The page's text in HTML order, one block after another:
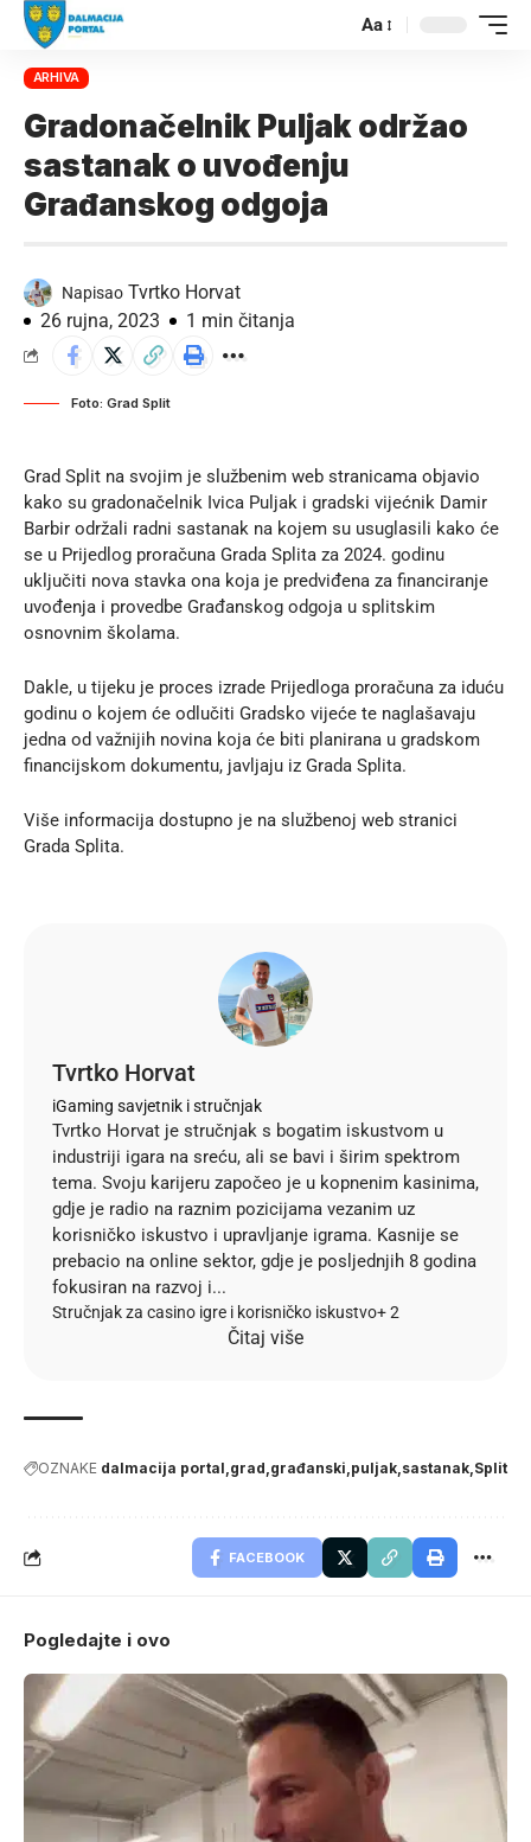
Aa
ARHIVA
Gradonačelnik Puljak održao
sastanak o uvođenju
Građanskog odgoja
Napisao Tvrtko Horvat
26 rujna, 2023
1 min čitanja
Foto: Grad Split
Grad Split na svojim je službenim web stranicama objavio
kako su gradonačelnik Ivica Puljak i gradski vijećnik Damir
Barbir održali radni sastanak na kojem su usuglasili kako će
se u Prijedlog proračuna Grada Splita za 2024. godinu
uključiti nova stavka ona koja je predviđena za financiranje
uvođenja i provedbe Građanskog odgoja u splitskim
osnovnim školama.
Dakle, u tijeku je proces izrade Prijedloga proračuna za iduću
godinu o kojem će odlučiti Gradsko vijeće te naglašavaju
jedna od važnijih novina koja će biti planirana u gradskom
financijskom dokumentu, javljaju iz Grada Splita.
Više informacija dostupno je na službenoj web stranici
Grada Splita.
Tvrtko Horvat
iGaming savjetnik i stručnjak
Tvrtko Horvat je stručnjak s bogatim iskustvom u
industriji igara na sreću, ali se bavi i širim spektrom
tema. Svoju karijeru započeo je u kopnenim kasinima,
gdje je radio na raznim pozicijama vezanim uz
korisničko iskustvo i upravljanje igrama. Kasnije se
prebacio na online sektor, gdje je posljednjih 8 godina
fokusiran na razvoj i...
Stručnjak za casino igre i korisničko iskustvo+ 2
Čitaj više
OZNAKE dalmacija portal grad građanski puljak sastanak Split
FACEBOOK
Pogledajte i ovo